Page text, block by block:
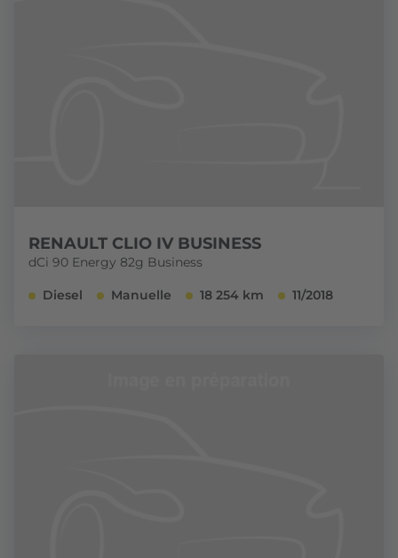
RENAULT CLIO IV BUSINESS
dCi 90 Energy 82g Business
Diesel Manuelle 18 254 km 11/2018